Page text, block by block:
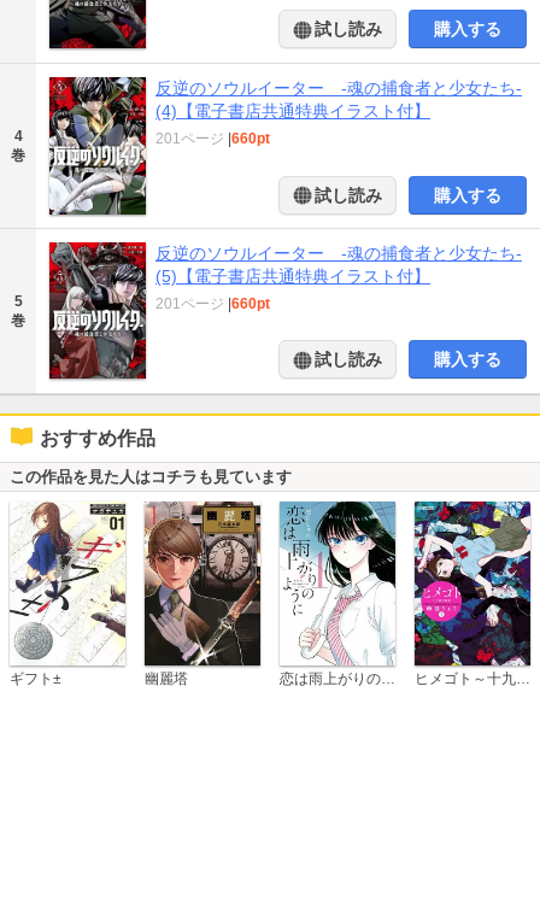
試し読み 購入する
4
巻
反逆のソウルイーター -魂の捕食者と少女たち-
(4)【電子書店共通特典イラスト付】
201ページ |660pt
試し読み 購入する
5
巻
反逆のソウルイーター -魂の捕食者と少女たち-
(5)【電子書店共通特典イラスト付】
201ページ |660pt
試し読み 購入する
おすすめ作品
この作品を見た人はコチラも見ています
ギフト± 幽麗塔 ヒメゴト～十九歳の制服～